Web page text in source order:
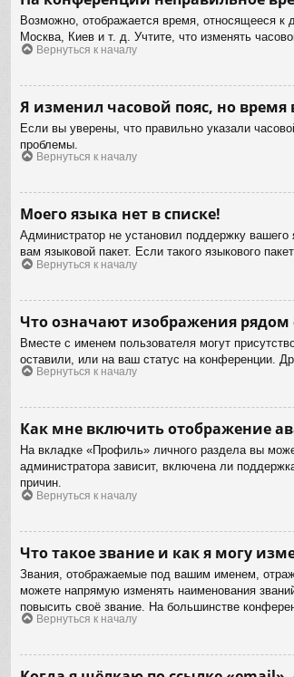
Возможно, отображается время, относящееся к
Москва, Киев и т. д. Учтите, что изменять
Вернуться к началу
Я изменил часовой пояс, но время
Если вы уверены, что правильно указали
проблемы.
Вернуться к началу
Моего языка нет в списке!
Администратор не установил поддержку
вам языковой пакет. Если такого языкового
Вернуться к началу
Что означают изображения
Вместе с именем пользователя могут
оставили, или на ваш статус на конференции.
Вернуться к началу
Как мне включить отображение
На вкладке «Профиль» личного раздела вы
администратора зависит, включена ли
причин.
Вернуться к началу
Что такое звание и как я могу
Звания, отображаемые под вашим именем,
можете напрямую изменять наименования
повысить своё звание. На большинстве
Вернуться к началу